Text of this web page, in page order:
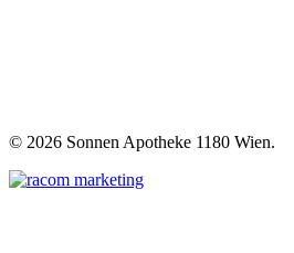
© 2026 Sonnen Apotheke 1180 Wien.